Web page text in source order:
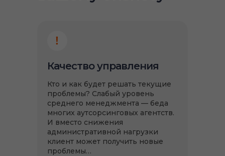
Качество управления
Кто и как будет решать текущие
проблемы? Слабый уровень
среднего менеджмента — беда
многих аутсорсинговых агентств.
И вместо снижения
административной нагрузки
клиент может получить новые
проблемы…